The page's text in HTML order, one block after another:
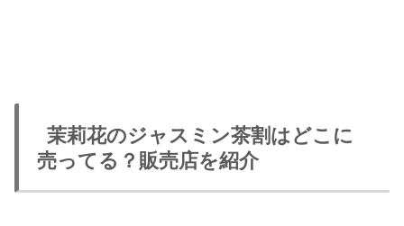
茉莉花のジャスミン茶割はどこに
売ってる？販売店を紹介